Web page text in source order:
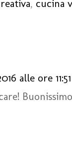
, cucina
alle ore 11:51